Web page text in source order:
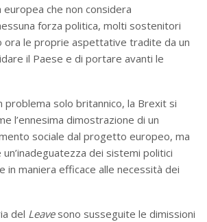
che non considera
forza politica, molti sostenitori
ora le proprie aspettative tradite da un
il Paese e di portare avanti le
problema solo britannico, la Brexit si
l’ennesima dimostrazione di un
sociale dal progetto europeo, ma
dei sistemi politici
in maniera efficace alle necessità dei
del Leavesono susseguite le dimissioni